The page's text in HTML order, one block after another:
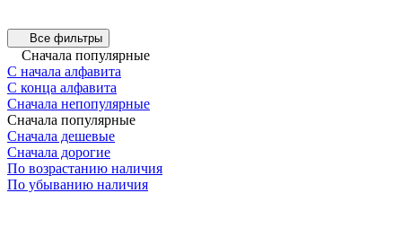
Все фильтры
Сначала популярные
С начала алфавита
С конца алфавита
Сначала непопулярные
Сначала популярные
Сначала дешевые
Сначала дорогие
По возрастанию наличия
По убыванию наличия